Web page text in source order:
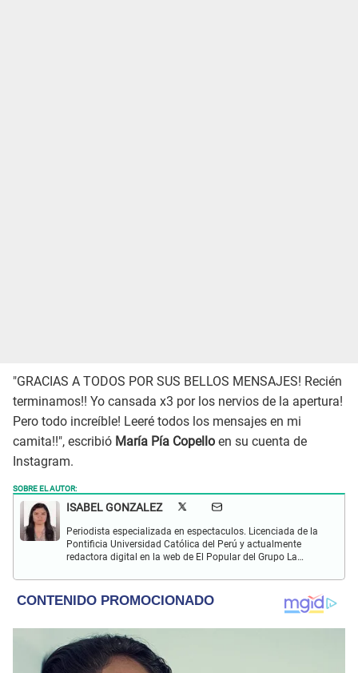
"GRACIAS A TODOS POR SUS BELLOS MENSAJES! Recién
terminamos!! Yo cansada x3 por los nervios de la apertura!
Pero todo increíble! Leeré todos los mensajes en mi
camita!!", escribió María Pía Copello en su cuenta de
Instagram.
SOBRE EL AUTOR:
ISABEL GONZALEZ
Periodista especializada en espectaculos. Licenciada de la
Pontificia Universidad Católica del Perú y actualmente
redactora digital en la web de El Popular del Grupo La
sociales y nuevas tecnologías.